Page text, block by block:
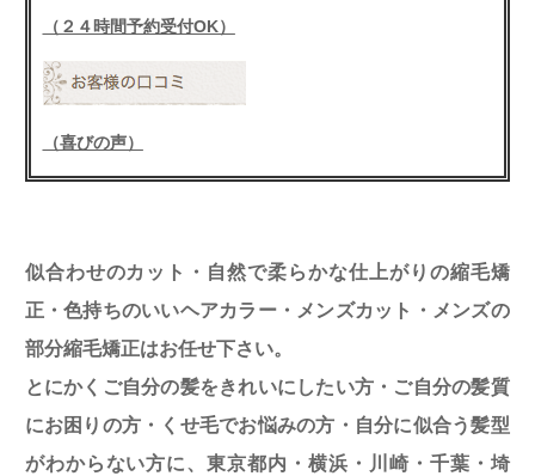
（２４時間予約受付OK）
（喜びの声）
似合わせのカット・自然で柔らかな仕上がりの縮毛矯
正・色持ちのいいヘアカラー・メンズカット・メンズの
部分縮毛矯正はお任せ下さい。
とにかくご自分の髪をきれいにしたい方・ご自分の髪質
にお困りの方・くせ毛でお悩みの方・自分に似合う髪型
がわからない方に、東京都内・横浜・川崎・千葉・埼